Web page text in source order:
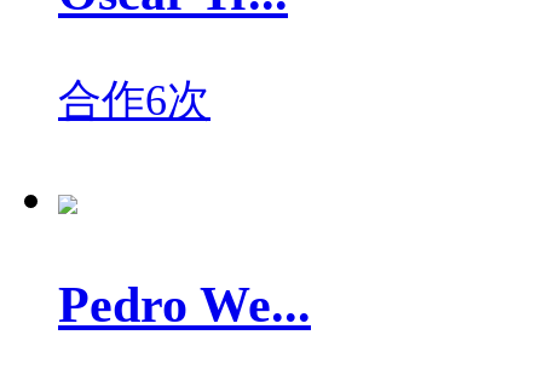
合作6次
Pedro We...